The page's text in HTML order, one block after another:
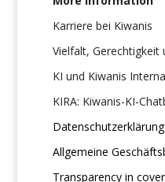
Karriere bei Kiwanis
Vielfalt, Gerechtigkeit
KI und Kiwanis
KIRA: Kiwanis-KI-
Datenschutzerklärung
Allgemeine
Transparency in